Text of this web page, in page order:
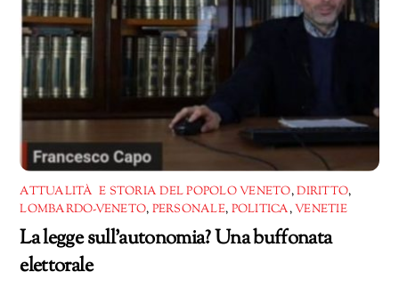
ATTUALITÀ E STORIA DEL POPOLO VENETO,DIRITTO,
LOMBARDO-VENETO, PERSONALE, POLITICA,VENETIE
La legge sull’autonomia? Una buffonata
elettorale